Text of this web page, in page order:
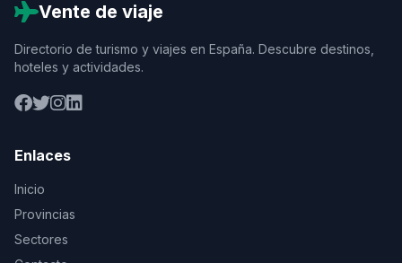
Vente de viaje
Directorio de turismo y viajes en España. Descubre destinos,
hoteles y actividades.
Enlaces
Inicio
Provincias
Sectores